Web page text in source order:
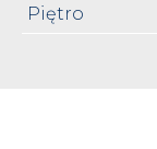
Piętro